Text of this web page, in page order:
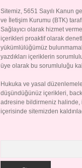
Sitemiz, 5651 Sayılı Kanun
ve İletişim Kurumu (BTK)
Sağlayıcı olarak hizmet
içerikleri proaktif olarak
yükümlülüğümüz
yazdıkları içeriklerin
üye olarak bu sorumluluğu
Hukuka ve yasal
düşündüğünüz içerikleri,
adresine bildirmeniz halinde,
içerisinde sitemizden